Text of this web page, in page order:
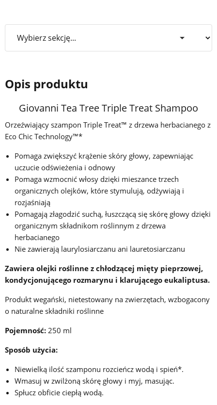
Opis produktu
Giovanni Tea Tree Triple Treat Shampoo
Orzeźwiający szampon Triple Treat™ z drzewa herbacianego z
Eco Chic Technology™*
Pomaga zwiększyć krążenie skóry głowy, zapewniając
uczucie odświeżenia i odnowy
Pomaga wzmocnić włosy dzięki mieszance trzech
organicznych olejków, które stymulują, odżywiają i
rozjaśniają
Pomagają złagodzić suchą, łuszczącą się skórę głowy dzięki
organicznym składnikom roślinnym z drzewa
herbacianego
Nie zawierają laurylosiarczanu ani lauretosiarczanu
Zawiera olejki roślinne z chłodzącej mięty pieprzowej,
kondycjonującego rozmarynu i klarującego eukaliptusa.
Produkt wegański, nietestowany na zwierzętach, wzbogacony
o naturalne składniki roślinne
Pojemność: 250 ml
Sposób użycia:
Niewielką ilość szamponu rozcieńcz wodą i spień*.
Wmasuj w zwilżoną skórę głowy i myj, masując.
Spłucz obficie ciepłą wodą.